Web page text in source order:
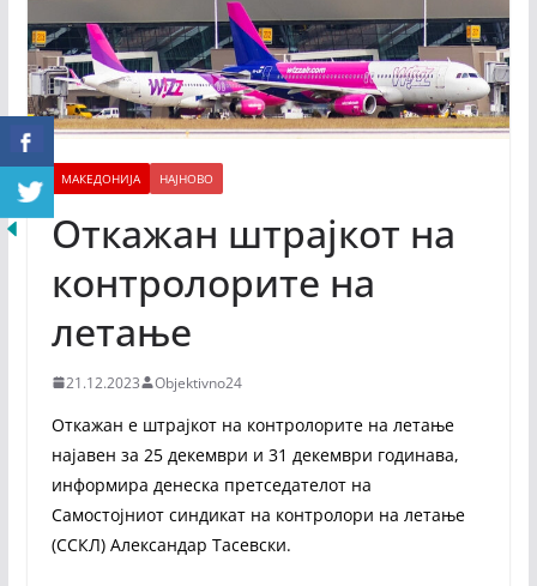
МАКЕДОНИЈА НАЈНОВО
Откажан штрајкот на
контролорите на
летање
21.12.2023 Objektivno24
Откажан е штрајкот на контролорите на летање
најавен за 25 декември и 31 декември годинава,
информира денеска претседателот на
Самостојниот синдикат на контролори на летање
(ССКЛ) Александар Тасевски.